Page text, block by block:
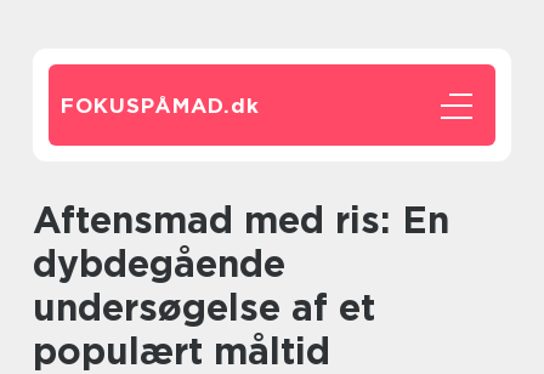
FOKUSPÅMAD.dk
Aftensmad med ris: En
dybdegående
undersøgelse af et
populært måltid